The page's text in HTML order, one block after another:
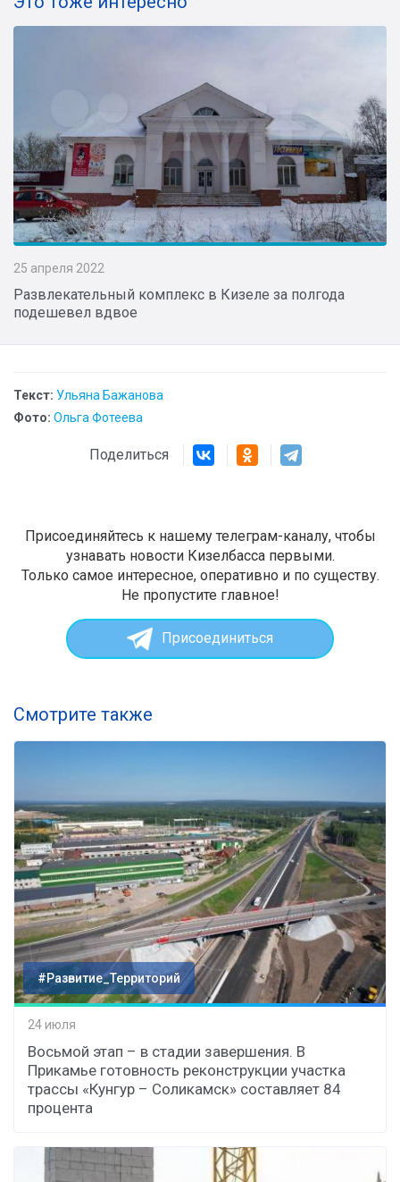
25 апреля 2022
Развлекательный комплекс в Кизеле за полгода
подешевел вдвое
Текст: Ульяна Бажанова
Фото: Ольга Фотеева
Поделиться
Присоединяйтесь к нашему телеграм-каналу, чтобы
узнавать новости Кизелбасса первыми.
Только самое интересное, оперативно и по существу.
Не пропустите главное!
Присоединиться
Смотрите также
#Развитие_Территорий
24 июля
Восьмой этап – в стадии завершения. В
Прикамье готовность реконструкции участка
трассы «Кунгур – Соликамск» составляет 84
процента